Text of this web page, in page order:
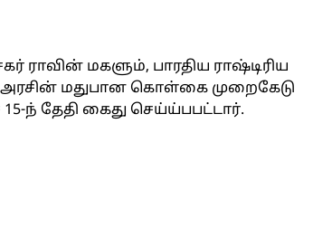
ராவின் மகளும், பாரதிய ராஷ்டிரிய
அரசின் மதுபான கொள்கை முறைகேடு
ந் தேதி கைது செய்ய்பபட்டார்.